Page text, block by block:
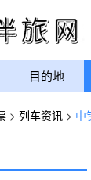
目的地
> 列车资讯 > 中